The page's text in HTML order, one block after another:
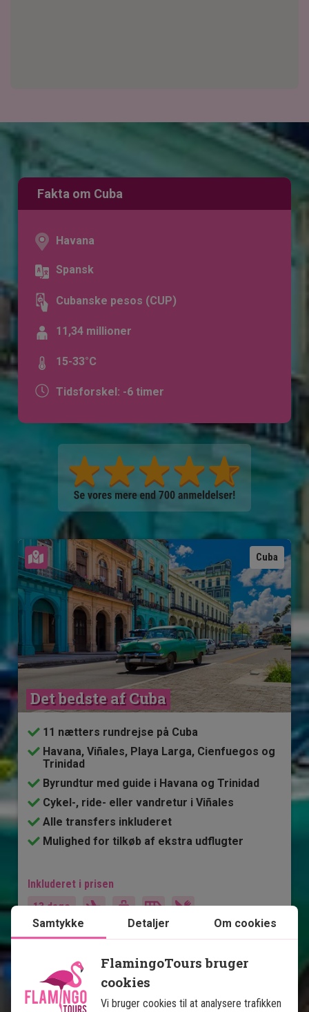
Fakta om Cuba
Havana
Spansk
Cubanske pesos (CUP)
11,34 millioner
15-33°C
Tidsforskel: -6 timer
Cuba
Se kort
Det bedste af Cuba
11 nætters rundrejse på Cuba
Havana, Viñales, Playa Larga, Cienfuegos og
Trinidad
Byrundtur med guide i Havana og Trinidad
Cykel-, ride- eller vandretur i Viñales
Alle transfers inkluderet
Mulighed for tilkøb af ekstra udflugter
Inkluderet i prisen
13 dage
Pris pr.
14.495kr. Læs mere
Cuba
Se kort
Samtykke Detaljer Om cookies
FlamingoTours bruger
cookies
Vi bruger cookies til at analysere trafikken